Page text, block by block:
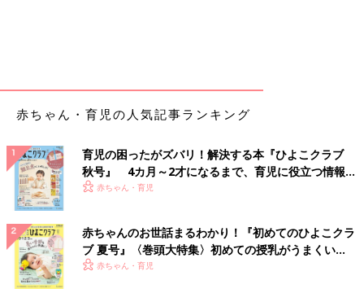
赤ちゃん・育児の人気記事ランキング
育児の困ったがズバリ！解決する本『ひよこクラブ
秋号』 4カ月～2才になるまで、育児に役立つ情報が
いっぱい！
赤ちゃん・育児
赤ちゃんのお世話まるわかり！『初めてのひよこクラ
ブ 夏号』〈巻頭大特集〉初めての授乳がうまくい
く！ おっぱい・ミルクの基本と夏のトラブル 解決テ
赤ちゃん・育児